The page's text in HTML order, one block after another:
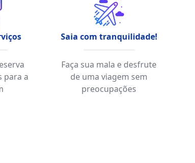
para a
Saia com tranquilidade!
Faça sua mala e desfrute
de uma viagem sem
preocupações